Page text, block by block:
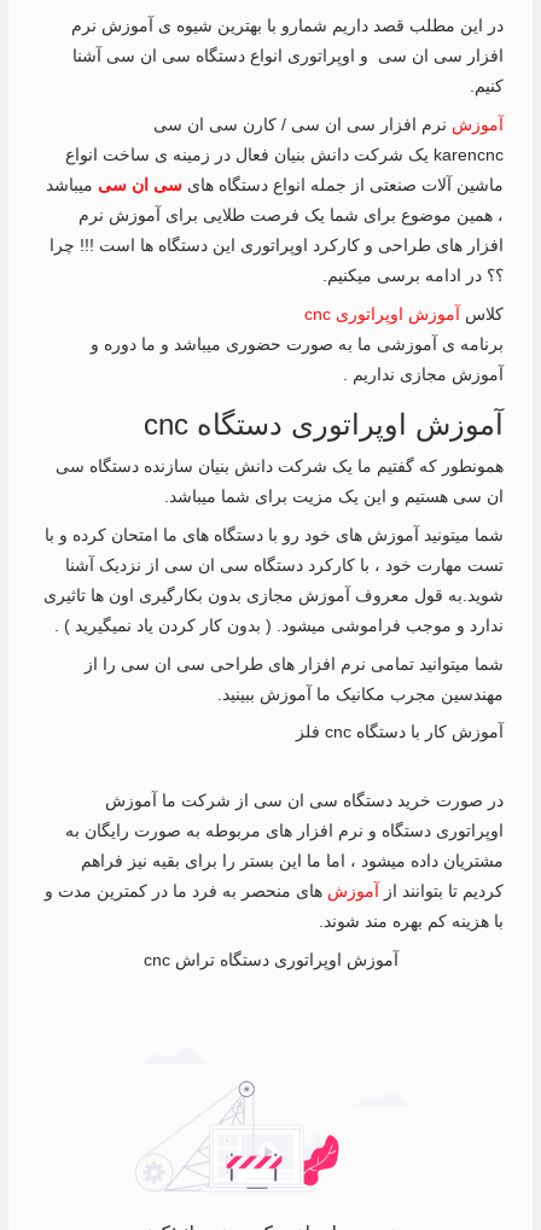
در این مطلب قصد داریم شمارو با بهترین شیوه ی آموزش نرم
افزار سی ان سی و اوپراتوری انواع دستگاه سی ان سی آشنا
کنیم.
آموزش نرم افزار سی ان سی / کارن سی ان سی
karencnc یک شرکت دانش بنیان فعال در زمینه ی ساخت انواع
ماشین آلات صنعتی از جمله انواع دستگاه هایسی ان سی میباشد
، همین موضوع برای شما یک فرصت طلایی برای آموزش نرم
افزار های طراحی و کارکرد اوپراتوری این دستگاه ها است !!! چرا
؟؟ در ادامه برسی میکنیم.
کلاس
آموزش اوپراتوری cnc
برنامه ی آموزشی ما به صورت حضوری میباشد و ما دوره و
آموزش مجازی نداریم .
آموزش اوپراتوری دستگاه cnc
همونطور که گفتیم ما یک شرکت دانش بنیان سازنده دستگاه سی
ان سی هستیم و این یک مزیت برای شما میباشد.
شما میتونید آموزش های خود رو با دستگاه های ما امتحان کرده و با
تست مهارت خود ، با کارکرد دستگاه سی ان سی از نزدیک آشنا
شوید.به قول معروف آموزش مجازی بدون بکارگیری اون ها تاثیری
ندارد و موجب فراموشی میشود. ( بدون کار کردن یاد نمیگیرید ) .
شما میتوانید تمامی نرم افزار های طراحی سی ان سی را از
مهندسین مجرب مکانیک ما آموزش ببینید.
آموزش کار با دستگاه cnc فلز
در صورت خرید دستگاه سی ان سی از شرکت ما آموزش
اوپراتوری دستگاه و نرم افزار های مربوطه به صورت رایگان به
مشتریان داده میشود ، اما ما این بستر را برای بقیه نیز فراهم
کردیم تا بتوانند از
آموزش های منحصر به فرد ما در کمترین مدت و
با هزینه کم بهره مند شوند.
آموزش اوپراتوری دستگاه تراش cnc